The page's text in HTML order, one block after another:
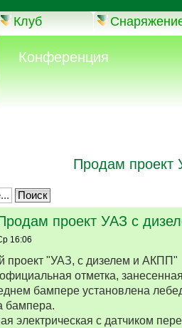
Клуб
Конференция
Продам проект
проект УАЗ с
16:06
проект "УАЗ, с дизелем и АКПП"
отметка,
бампере установлена
бампера.
электрическая с датчиком